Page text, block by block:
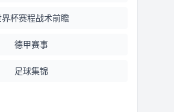
界杯赛程战术前瞻
德甲赛事
足球集锦